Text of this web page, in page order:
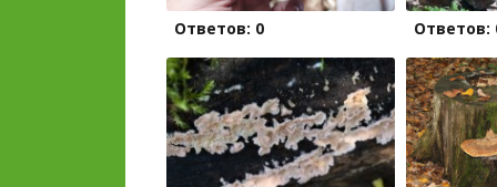
Ответов: 0 Ответов: